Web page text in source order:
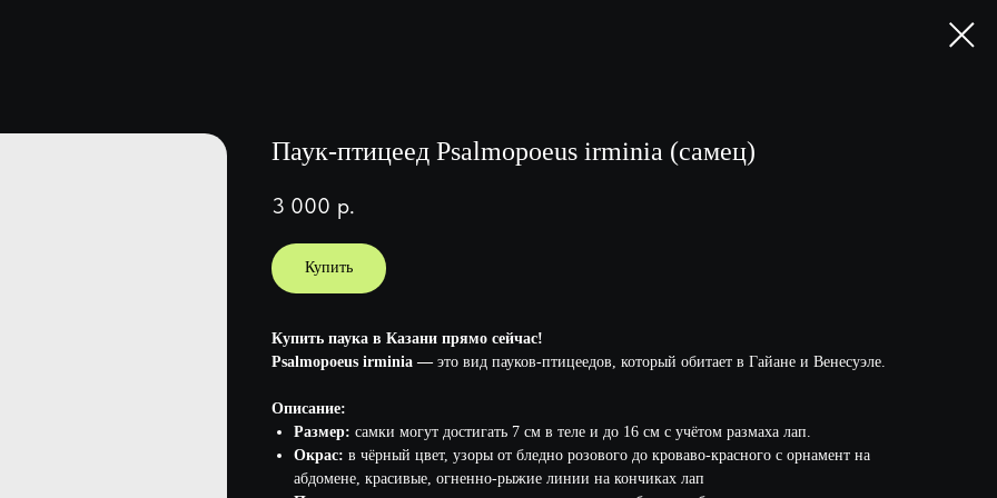
Паук-птицеед Psalmopoeus irminia (самец)
3 000 р.
Купить
Купить паука в Казани прямо сейчас!
Psalmopoeus irminia — это вид пауков-птицеедов, который обитает в Гайане и Венесуэле.
Описание:
Размер: самки могут достигать 7 см в теле и до 16 см с учётом размаха лап.
Окрас: в чёрный цвет, узоры от бледно розового до кроваво-красного с орнамент на
абдомене, красивые, огненно-рыжие линии на кончиках лап